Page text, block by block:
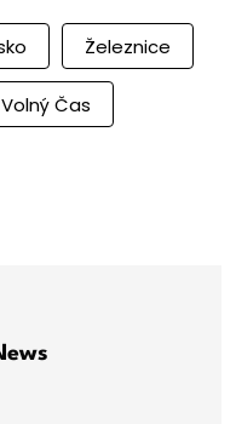
Železnice
Volný Čas